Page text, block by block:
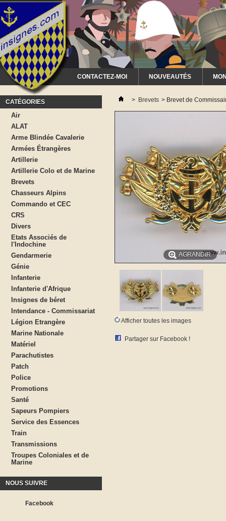
CONTACTEZ-MOI NOUVEAUTÉS
CATÉGORIES
Air
ALAT
Arme Blindée Cavalerie
Armées Étrangères
Artillerie
Artillerie Colo et de Marine
Brevets
Chasseurs Alpins
Commando et CEC
CRS
Divers
Etats Associés de
l'Indochine
Gendarmerie
Génie
Infanterie
Infanterie d'Afrique
Insignes de béret
Intendance - Commissariat
Légion Etrangère
Marine Nationale
Matériel
Parachutistes
Patch
Police
Promotions
Santé
Sapeurs Pompiers
Service des Essences
Train
Transmissions
Troupes Coloniales et de
Marine
NOUS SUIVRE
Facebook
> Brevets > Brevet de
AGRANDIR
Afficher toutes les images
Partager sur Facebook !